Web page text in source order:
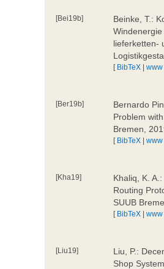
[Bei19b]
Beinke, T.:
lieferketten-
[ BibTeX |www
[Ber19b]
Bernardo
Problem
Bremen,
[ BibTeX |www
[Kha19]
Khaliq, K.
Routing
SUUB
[ BibTeX |www
[Liu19]
Liu, P.:
Shop